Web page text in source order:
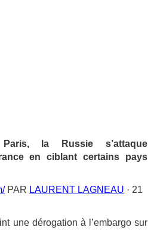
la Russie s’attaque
en ciblant certains pays
PAR LAURENT LAGNEAU · 21
une dérogation à l’embargo sur